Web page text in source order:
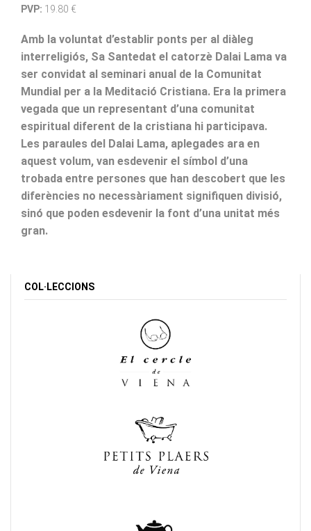
PVP: 19.80 €
Amb la voluntat d’establir ponts per al diàleg
interreligiós, Sa Santedat el catorzè Dalai Lama va
ser convidat al seminari anual de la Comunitat
Mundial per a la Meditació Cristiana. Era la primera
vegada que un representant d’una comunitat
espiritual diferent de la cristiana hi participava.
Les paraules del Dalai Lama, aplegades ara en
aquest volum, van esdevenir el símbol d’una
trobada entre persones que han descobert que les
diferències no necessàriament signifiquen divisió,
sinó que poden esdevenir la font d’una unitat més
gran.
COL·LECCIONS